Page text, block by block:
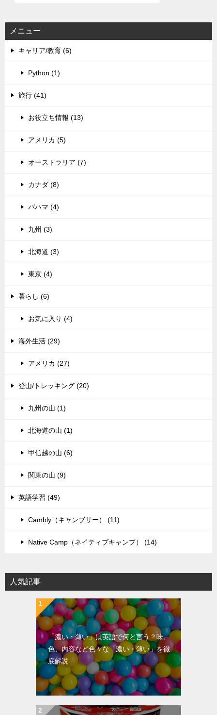
メニュー
キャリア/教育 (6)
Python (1)
旅行 (41)
お役立ち情報 (13)
アメリカ (5)
オーストラリア (7)
カナダ (8)
バハマ (4)
九州 (3)
北海道 (3)
東京 (4)
暮らし (6)
お気に入り (4)
海外生活 (29)
アメリカ (27)
登山/トレッキング (20)
九州の山 (1)
北海道の山 (1)
甲信越の山 (6)
関東の山 (9)
英語学習 (49)
Cambly（キャンブリー） (11)
Native Camp（ネイティブキャンプ） (14)
人気記事
「濃い・薄い」は英語で何と言う？味、
色、内容など色々な「濃い・薄い」を徹
底解説